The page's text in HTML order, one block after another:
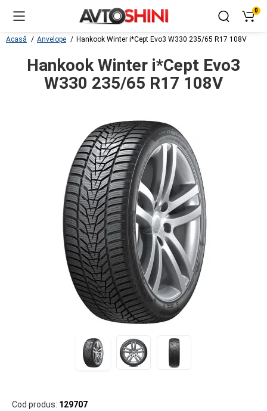
0
Acasă Anvelope Hankook Winter i*Cept Evo3 W330 235/65 R17 108V
Hankook Winter i*Cept Evo3
W330 235/65 R17 108V
Cod produs: 129707